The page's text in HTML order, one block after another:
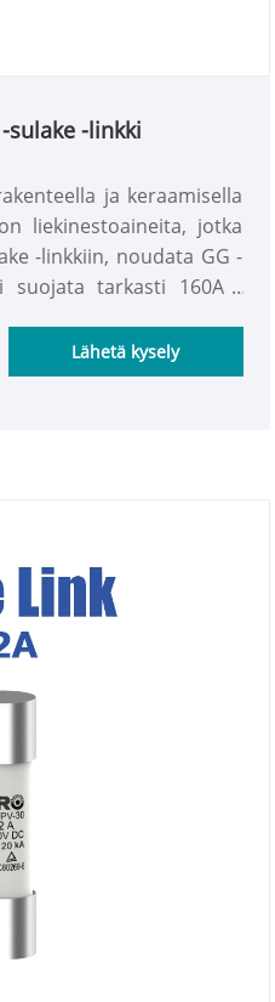
sulake -linkki
ja keraamisella
liekinestoaineita, jotka
-linkkiin, noudata GG -
suojata tarkasti 160A -
Lähetä kysely